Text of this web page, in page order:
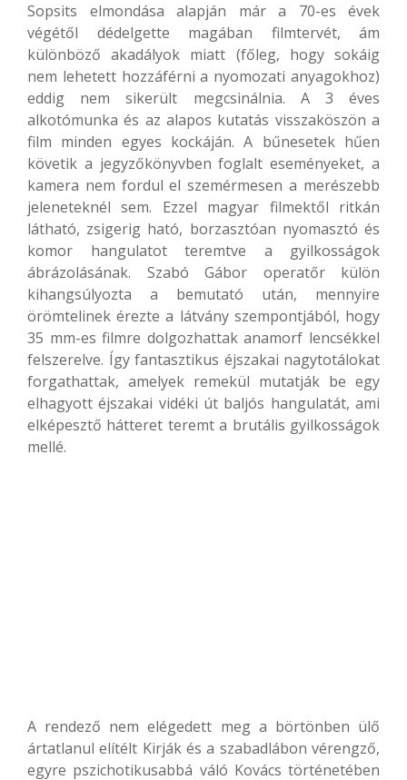
Sopsits elmondása alapján már a 70-es évek
végétől dédelgette magában filmtervét, ám
különböző akadályok miatt (főleg, hogy sokáig
nem lehetett hozzáférni a nyomozati anyagokhoz)
eddig nem sikerült megcsinálnia. A 3 éves
alkotómunka és az alapos kutatás visszaköszön a
film minden egyes kockáján. A bűnesetek hűen
követik a jegyzőkönyvben foglalt eseményeket, a
kamera nem fordul el szemérmesen a merészebb
jeleneteknél sem. Ezzel magyar filmektől ritkán
látható, zsigerig ható, borzasztóan nyomasztó és
komor hangulatot teremtve a gyilkosságok
ábrázolásának. Szabó Gábor operatőr külön
kihangsúlyozta a bemutató után, mennyire
örömtelinek érezte a látvány szempontjából, hogy
35 mm-es filmre dolgozhattak anamorf lencsékkel
felszerelve. Így fantasztikus éjszakai nagytotálokat
forgathattak, amelyek remekül mutatják be egy
elhagyott éjszakai vidéki út baljós hangulatát, ami
elképesztő hátteret teremt a brutális gyilkosságok
mellé.
A rendező nem elégedett meg a börtönben ülő
ártatlanul elítélt Kirják és a szabadlábon vérengző,
egyre pszichotikusabbá váló Kovács történetében